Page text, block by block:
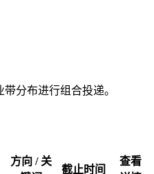
分布进行组合投递。
方向 / 关
截止时间
查看